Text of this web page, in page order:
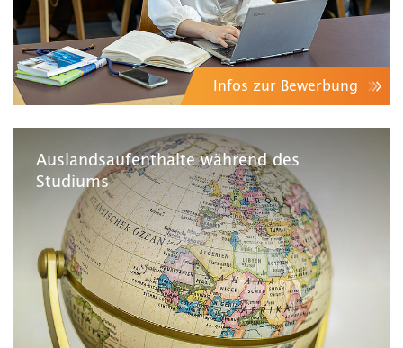
Infos zur Bewerbung
Auslandsaufenthalte während des
Studiums